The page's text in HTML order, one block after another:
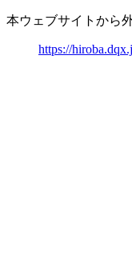
本ウェブサイトから
https://